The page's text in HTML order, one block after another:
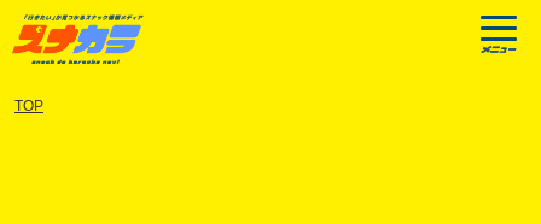
TOP